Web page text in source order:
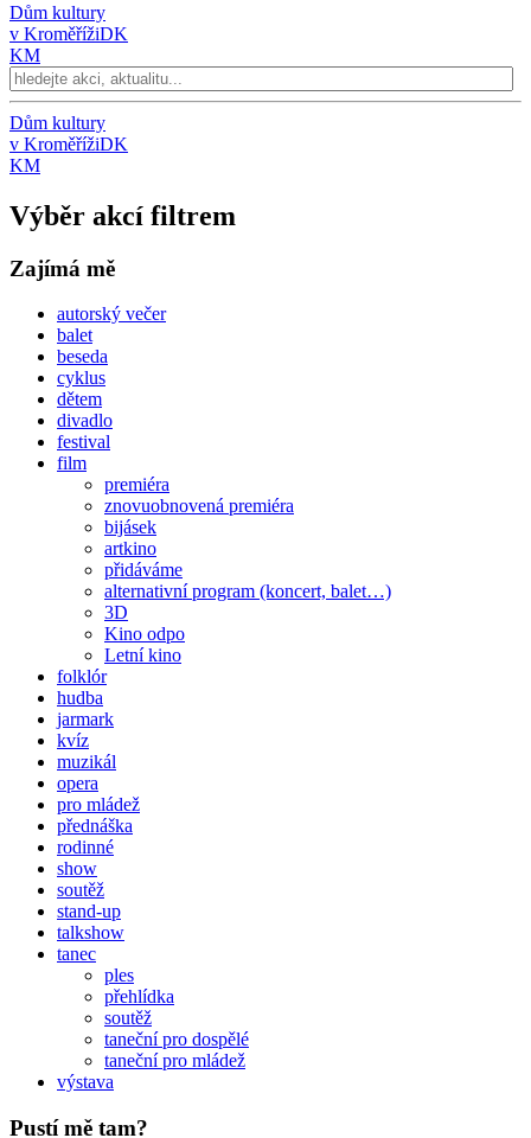
Dům kultury
v KroměřížiDK
KM
Dům kultury
v KroměřížiDK
KM
Výběr akcí filtrem
Zajímá mě
autorský večer
balet
beseda
cyklus
dětem
divadlo
festival
film
premiéra
znovuobnovená premiéra
bijásek
artkino
přidáváme
alternativní program (koncert, balet…)
3D
Kino odpo
Letní kino
folklór
hudba
jarmark
kvíz
muzikál
opera
pro mládež
přednáška
rodinné
show
soutěž
stand-up
talkshow
tanec
ples
přehlídka
soutěž
taneční pro dospělé
taneční pro mládež
výstava
Pustí mě tam?